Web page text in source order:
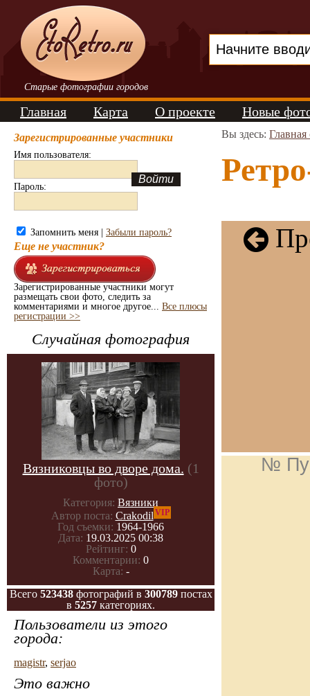
Старые фотографии городов
Главная Карта О проекте Новые
Зарегистрированные участники
Имя пользователя:
Пароль:
Запомнить меня | Забыли пароль?
Еще не участник?
Зарегистрированные участники могут
размещать свои фото, следить за
комментариями и многое другое... Все плюсы
регистрации >>
Случайная фотография
Вязниковцы во дворе дома. (1
фото)
Категория: Вязники
Автор поста: Crakodil VIP
Год съемки: 1964-1966
Дата: 19.03.2025 00:38
Рейтинг: 0
Комментарии: 0
Карта: -
Всего 523438фотографий в 300789постах
в 5257 категориях.
Пользователи из этого
города:
magistr, serjao
Это важно
Вы здесь: Главная
№